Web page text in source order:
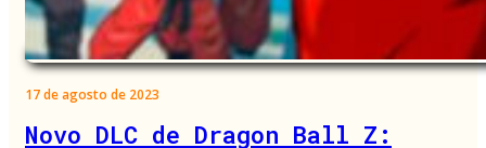
17 de agosto de 2023
Novo DLC de Dragon Ball Z: